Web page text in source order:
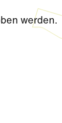
werden.